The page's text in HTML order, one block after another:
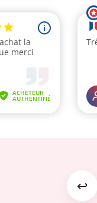
↩️